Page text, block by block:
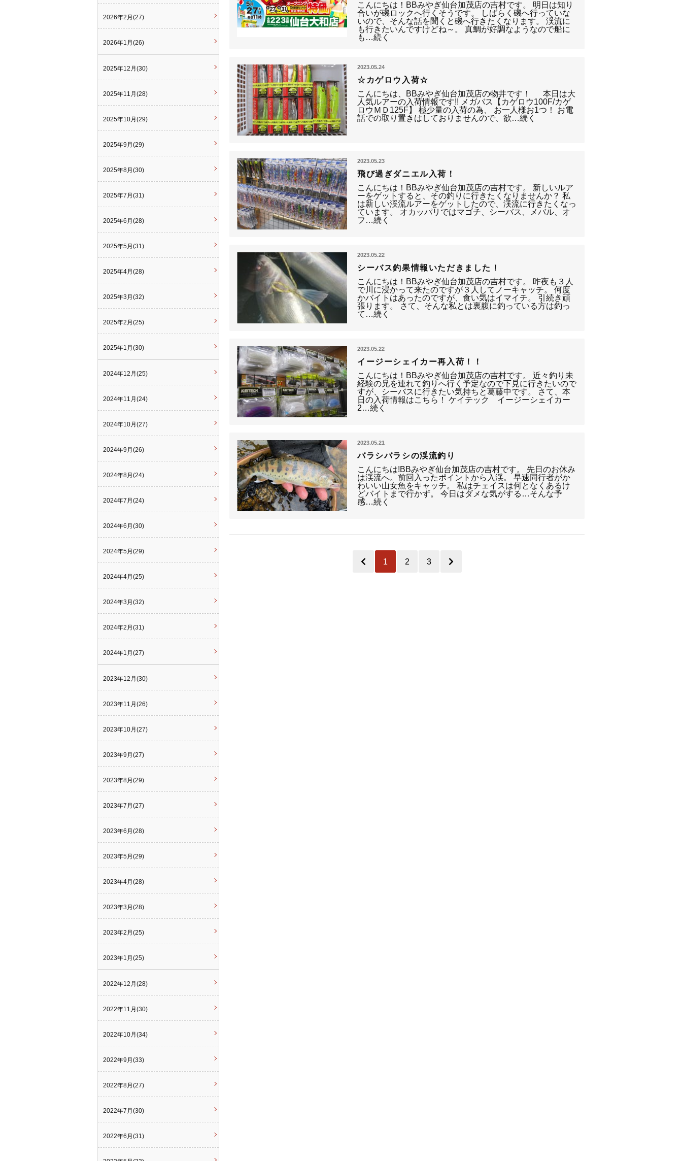
こんにちは！BBみやぎ仙台加茂店の吉村です。 明日は知り
合いが磯ロックへ行くそうです。 しばらく磯へ行っていな
いので、そんな話を聞くと磯へ行きたくなります。 渓流に
も行きたいんですけどね～。 真鯛が好調なようなので船に
も…続く
2023.05.24
☆カゲロウ入荷☆
こんにちは、BBみやぎ仙台加茂店の物井です！ 本日は大
人気ルアーの入荷情報です!! メガバス【カゲロウ100F/カゲ
ロウＭＤ125F】 極少量の入荷の為、 お一人様お1つ！ お電
話での取り置きはしておりませんので、欲…続く
2023.05.23
飛び過ぎダニエル入荷！
こんにちは！BBみやぎ仙台加茂店の吉村です。 新しいルア
ーをゲットすると、その釣りに行きたくなりませんか？ 私
は新しい渓流ルアーをゲットしたので、渓流に行きたくなっ
ています。 オカッパリではマゴチ、シーバス、メバル、オ
フ…続く
2023.05.22
シーバス釣果情報いただきました！
こんにちは！BBみやぎ仙台加茂店の吉村です。 昨夜も３人
で川に浸かって来たのですが３人してノーキャッチ。 何度
かバイトはあったのですが、食い気はイマイチ。 引続き頑
張ります。 さて、そんな私とは裏腹に釣っている方は釣っ
て…続く
2023.05.22
イージーシェイカー再入荷！！
こんにちは！BBみやぎ仙台加茂店の吉村です。 近々釣り未
経験の兄を連れて釣りへ行く予定なので下見に行きたいので
すが、シーバスに行きたい気持ちと葛藤中です。 さて、本
日の入荷情報はこちら！ ケイテック イージーシェイカー
2…続く
2023.05.21
バラシバラシの渓流釣り
こんにちは!BBみやぎ仙台加茂店の吉村です。 先日のお休み
は渓流へ。前回入ったポイントから入渓。 早速同行者がか
わいい山女魚をキャッチ。 私はチェイスは何となくあるけ
どバイトまで行かず。 今日はダメな気がする…そんな予
感…続く
1 2 3
2026年2月(27)
2026年1月(26)
2025年12月(30)
2025年11月(28)
2025年10月(29)
2025年9月(29)
2025年8月(30)
2025年7月(31)
2025年6月(28)
2025年5月(31)
2025年4月(28)
2025年3月(32)
2025年2月(25)
2025年1月(30)
2024年12月(25)
2024年11月(24)
2024年10月(27)
2024年9月(26)
2024年8月(24)
2024年7月(24)
2024年6月(30)
2024年5月(29)
2024年4月(25)
2024年3月(32)
2024年2月(31)
2024年1月(27)
2023年12月(30)
2023年11月(26)
2023年10月(27)
2023年9月(27)
2023年8月(29)
2023年7月(27)
2023年6月(28)
2023年5月(29)
2023年4月(28)
2023年3月(28)
2023年2月(25)
2023年1月(25)
2022年12月(28)
2022年11月(30)
2022年10月(34)
2022年9月(33)
2022年8月(27)
2022年7月(30)
2022年6月(31)